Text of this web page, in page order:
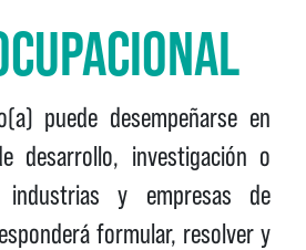
puede desempeñarse en
desarrollo, investigación o
industrias y empresas de
formular, resolver y